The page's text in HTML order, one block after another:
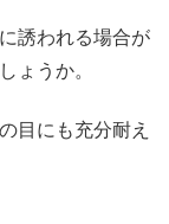
誘われる場合が
ょうか。
目にも充分耐え